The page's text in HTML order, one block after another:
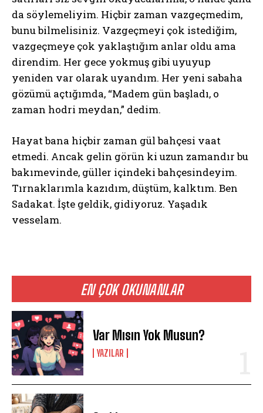
EN ÇOK OKUNANLAR
Var Mısın Yok Musun?
YAZILAR
da söylemeliyim. Hiçbir zaman vazgeçmedim,
bunu bilmelisiniz. Vazgeçmeyi çok istediğim,
vazgeçmeye çok yaklaştığım anlar oldu ama
direndim. Her gece yokmuş gibi uyuyup
yeniden var olarak uyandım. Her yeni sabaha
gözümü açtığımda, “Madem gün başladı, o
zaman hodri meydan,” dedim.
Hayat bana hiçbir zaman gül bahçesi vaat
etmedi. Ancak gelin görün ki uzun zamandır bu
bakımevinde, güller içindeki bahçesindeyim.
Tırnaklarımla kazıdım, düştüm, kalktım. Ben
Sadakat. İşte geldik, gidiyoruz. Yaşadık
vesselam.